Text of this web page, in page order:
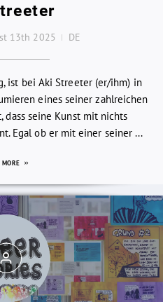
13th 2025 DE
ist bei Aki Streeter (er/ihm) in
eines seiner zahlreichen
dass seine Kunst mit nichts
Egal ob er mit einer seiner ...